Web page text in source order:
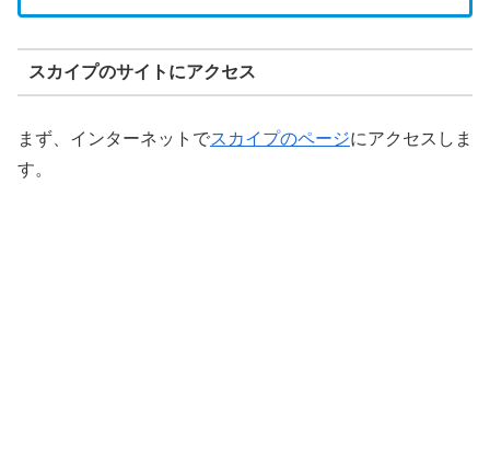
スカイプのサイトにアクセス
まず、インターネットでスカイプのページにアクセスしま
す。